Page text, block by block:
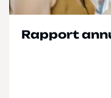
Rapport